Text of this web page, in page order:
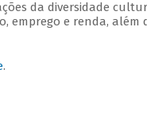
da diversidade
emprego e renda, além
.